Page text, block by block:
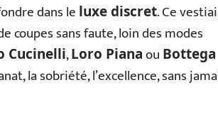
dans le luxe discret. Ce
coupes sans faute, loin des modes
Cucinelli,Loro Pianaou Bottega
la sobriété, l’excellence, sans